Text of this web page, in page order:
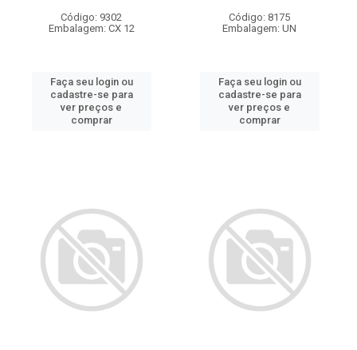
Código: 9302
Embalagem: CX 12
Faça seu login ou
cadastre-se para
ver preços e
comprar
Código: 8175
Embalagem: UN
Faça seu login ou
cadastre-se para
ver preços e
comprar